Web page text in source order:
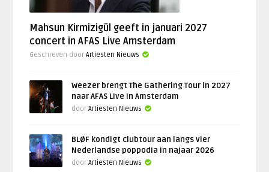
Mahsun Kirmizigül geeft in januari 2027
concert in AFAS Live Amsterdam
Geschreven doorArtiesten Nieuws
Weezer brengt The Gathering Tour in 2027
naar AFAS Live in Amsterdam
doorArtiesten Nieuws
BLØF kondigt clubtour aan langs vier
Nederlandse poppodia in najaar 2026
doorArtiesten Nieuws